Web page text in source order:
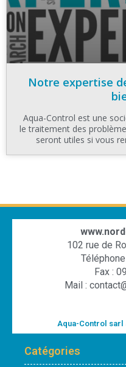
Notre expertise
Aqua-Control est une
le traitement des
seront utiles si vous
102 rue de
Fax :
Mail :
Aqua-Control sarl
Catégories